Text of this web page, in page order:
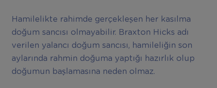
Hamilelikte rahimde gerçekleşen her kasılma
doğum sancısı olmayabilir. Braxton Hicks adı
verilen yalancı doğum sancısı, hamileliğin son
aylarında rahmin doğuma yaptığı hazırlık olup
doğumun başlamasına neden olmaz.